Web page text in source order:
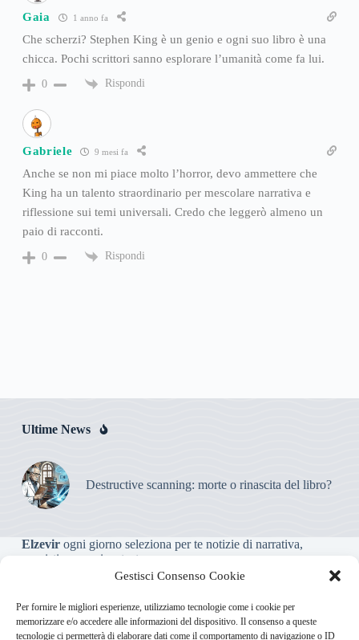
Gestisci Consenso Cookie
Per fornire le migliori esperienze, utilizziamo tecnologie come i cookie per
memorizzare e/o accedere alle informazioni del dispositivo. Il consenso a queste
tecnologie ci permetterà di elaborare dati come il comportamento di navigazione o ID
Gaia 1 anno fa
Che scherzi? Stephen King è un genio e ogni suo libro è una
chicca. Pochi scrittori sanno esplorare l’umanità come fa lui.
0 Rispondi
Gabriele 9 mesi fa
Anche se non mi piace molto l’horror, devo ammettere che
King ha un talento straordinario per mescolare narrativa e
riflessione sui temi universali. Credo che leggerò almeno un
paio di racconti.
0 Rispondi
Ultime News
Destructive scanning: morte o rinascita del libro?
Elzevirogni giorno seleziona per te notizie di narrativa,
saggistica, poesia e teatro.
Testata giornalistica online non iscritta al Tribunale, che non
riceve contributi o agevolazioni pubbliche ai sensi dell’art. 3-
bis della legge 103/2012